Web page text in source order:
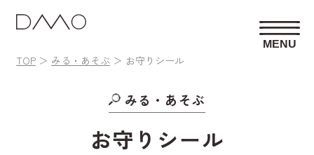
TOP みる・あそぶ お守りシール
MENU
みる・あそぶ
お守りシール